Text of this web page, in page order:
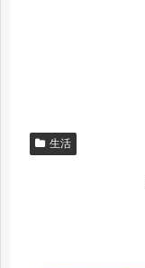
生活